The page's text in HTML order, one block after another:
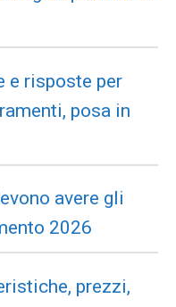
e risposte per
posa in
avere gli
2026
prezzi,